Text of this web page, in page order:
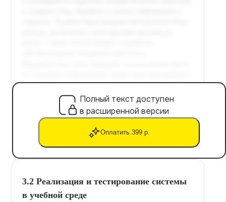
Полный текст доступен
в расширенной версии
Оплатить 399 р.
3.2 Реализация и тестирование системы
в учебной среде